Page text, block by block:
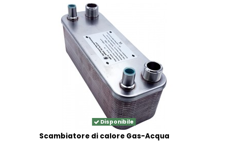
Disponibile
Scambiatore di calore Gas-Acqua